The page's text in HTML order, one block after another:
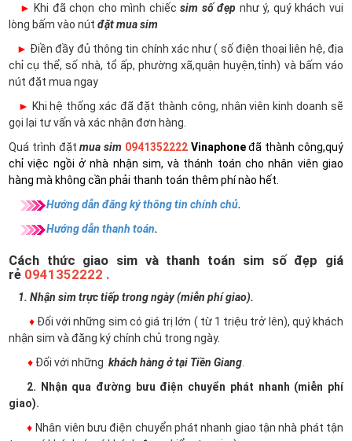
► Khi đã chọn cho mình chiếcsim số đẹp như ý, quý khách vui
lòng bấm vào nút đặt mua sim
► Điền đầy đủ thông tin chính xác như ( số điện thoại liên hệ, địa
chỉ cụ thể, số nhà, tổ ấp, phường xã,quận huyện,tỉnh) và bấm váo
nút đặt mua ngay
► Khi hệ thống xác đã đặt thành công, nhân viên kinh doanh sẽ
gọi lại tư vấn và xác nhận đơn hàng.
Quá trình đặtmua sim 0941352222 Vinaphoneđã thành công,quý
chỉ việc ngồi ở nhà nhận sim, và thánh toán cho nhân viên giao
hàng mà không cần phải thanh toán thêm phí nào hết.
Hướng dẫn đăng ký thông tin chính chủ.
Hướng dẫn thanh toán.
Cách thức giao sim và thanh toán sim số đẹp giá
rẻ 0941352222 .
1. Nhận sim trực tiếp trong ngày (miễn phí giao).
♦ Đối với những sim có giá trị lớn ( từ 1 triệu trở lên), quý khách
nhận sim và đăng ký chính chủ trong ngày.
♦ Đối với những khách hàng ở tại Tiền Giang
2. Nhận qua đường bưu điện chuyển phát nhanh (miễn phí
giao).
♦ Nhân viên bưu điện chuyển phát nhanh giao tận nhà phát tận